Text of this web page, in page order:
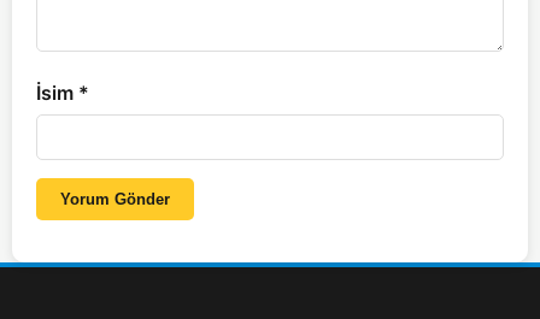
İsim *
Yorum Gönder